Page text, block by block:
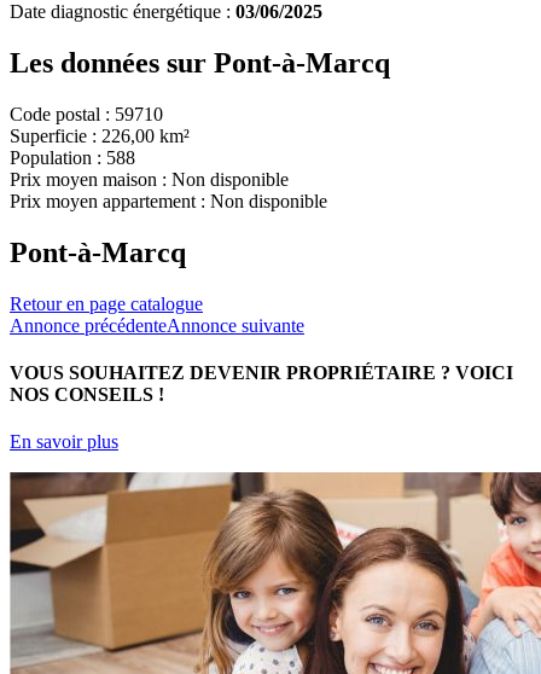
Date diagnostic énergétique : 03/06/2025
Les données sur Pont-à-Marcq
Code postal : 59710
Superficie : 226,00 km²
Population : 588
Prix moyen maison : Non disponible
Prix moyen appartement : Non disponible
Pont-à-Marcq
Retour en page catalogue
Annonce précédenteAnnonce suivante
VOUS SOUHAITEZ DEVENIR PROPRIÉTAIRE ? VOICI
NOS CONSEILS !
En savoir plus